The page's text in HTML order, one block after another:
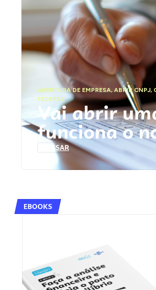
ABERTURA DE EMPRESA,ABRIR CNPJ,
FEDERAL
Vai abrir
funciona o
ACESSAR
EBOOKS